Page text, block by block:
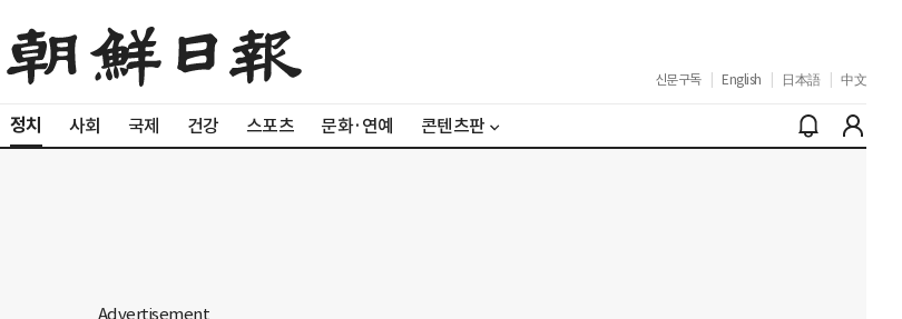
신문구독 English 日本語 中文
정치 사회 국제 건강 스포츠 문화·연예 콘텐츠판